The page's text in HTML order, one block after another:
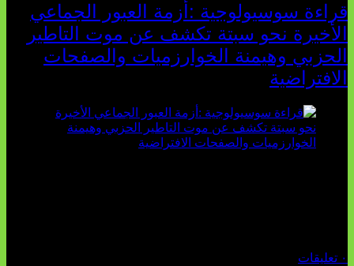
قراءة سوسيولوجية :أزمة العبور الجماعي
الأخيرة نحو سبتة تكشف عن موت التاطير
الحزبي وهيمنة الخوارزميات والصفحات
الافتراضية
٠ تعليقات